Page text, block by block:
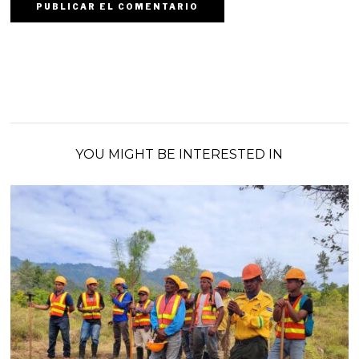
YOU MIGHT BE INTERESTED IN